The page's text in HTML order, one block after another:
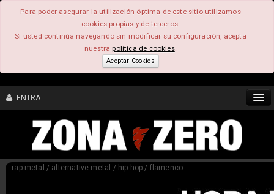
Para poder asegurar la utilización óptima de este sitio utilizamos
cookies propias y de terceros.
Si usted continúa navegando sin modificar su configuración, acepta
nuestrapolítica de cookies.
Aceptar Cookies
ENTRA
CONTENIDO
rap metal / alternative metal / hip hop / flamenco